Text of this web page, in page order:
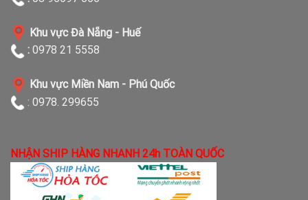
Khu vực Đà Nẵng - Huế
: 0978 21 5558
Khu vực Miền Nam - Phú Quốc
: 0978. 299655
NHẬN SHIP HÀNG NHANH 24h TOÀN QUỐC